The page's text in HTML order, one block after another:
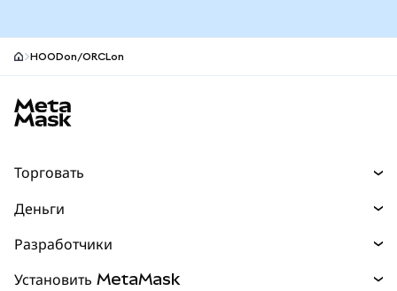
HOODon/ORCLon
Торговать
Прогнозы
Перпы НОВИНКА
Деньги
Разработчики
Установить MetaMask